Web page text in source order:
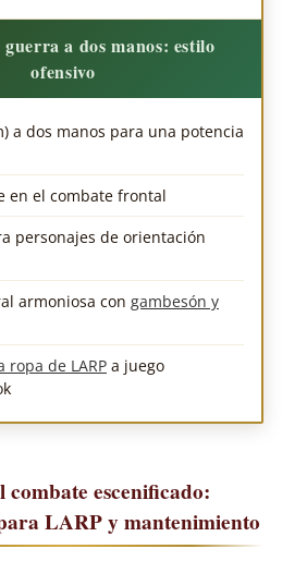
a dos manos: estilo
ofensivo
a dos manos para una potencia
en el combate frontal
personajes de orientación
armoniosa con gambesón y
ropa de LARP a juego
combate escenificado:
LARP y mantenimiento